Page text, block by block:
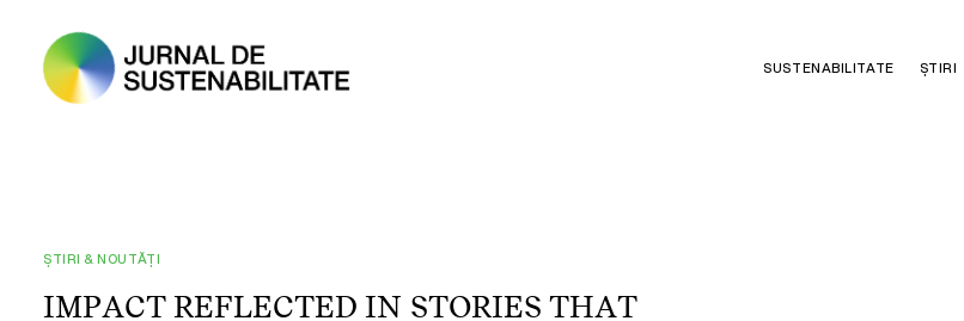
SUSTENABILITATE ȘTIRI
ȘTIRI & NOUTĂȚI
IMPACT REFLECTED IN STORIES THAT